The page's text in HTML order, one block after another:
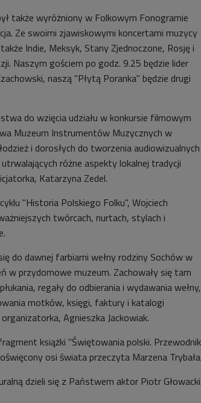
także wyróżniony w Folkowym Fonogramie
Ze swoimi zjawiskowymi koncertami muzycy
Indie, Meksyk, Stany Zjednoczone, Rosję i
Naszym gościem po godz. 9.25 będzie lider
naszą "Płytą Poranka" będzie drugi
do wzięcia udziału w konkursie filmowym
Muzeum Instrumentów Muzycznych w
i dorosłych do tworzenia audiowizualnych
różne aspekty lokalnej tradycji
Katarzyna Zedel.
"Historia Polskiego Folku", Wojciech
twórcach, nurtach, stylach i
do dawnej farbiarni wełny rodziny Sochów w
w przydomowe muzeum. ​Zachowały się tam
regały do odbierania i wydawania wełny,
motków, księgi, faktury i katalogi
Agnieszka Jackowiak.
książki "Świętowania polski. Przewodnik
osi świata przeczyta Marzena Trybała.
dzieli się z Państwem aktor Piotr Głowacki.​